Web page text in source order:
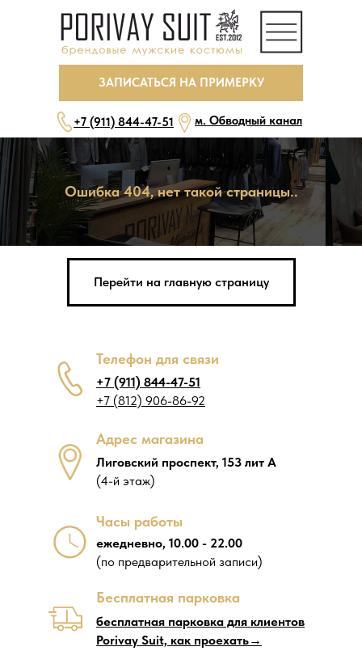
м. Обводный канал
+7 (911) 844-47-51
ЗАПИСАТЬСЯ НА ПРИМЕРКУ
бесплатная парковка
Ошибка 404, нет такой страницы..
Перейти на главную страницу
+7 (911) 844-47-51
Лиговский проспект, 153 лит А
(4-й этаж)
ежедневно, 10.00 - 22.00
(по предварительной записи)
Телефон для связи
Адрес магазина
Часы работы
+7 (812) 906-86-92
бесплатная парковка для клиентов
Porivay Suit, как проехать→
Бесплатная парковка